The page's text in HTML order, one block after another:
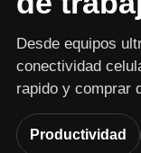
Desde equipos
conectividad
rapido y comprar
Productividad